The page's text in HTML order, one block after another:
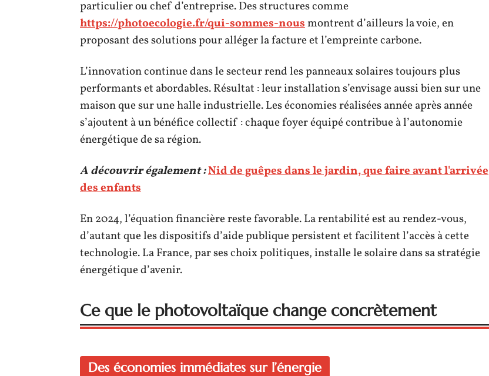
particulier ou chef d’entreprise. Des structures comme
https://photoecologie.fr/qui-sommes-nousmontrent d’ailleurs la voie, en
proposant des solutions pour alléger la facture et l’empreinte carbone.
L’innovation continue dans le secteur rend les panneaux solaires toujours plus
performants et abordables. Résultat : leur installation s’envisage aussi bien sur une
maison que sur une halle industrielle. Les économies réalisées année après année
s’ajoutent à un bénéfice collectif : chaque foyer équipé contribue à l’autonomie
énergétique de sa région.
A découvrir également :Nid de guêpes dans le jardin, que faire avant l'arrivée
des enfants
En 2024, l’équation financière reste favorable. La rentabilité est au rendez-vous,
d’autant que les dispositifs d’aide publique persistent et facilitent l’accès à cette
technologie. La France, par ses choix politiques, installe le solaire dans sa stratégie
énergétique d’avenir.
Ce que le photovoltaïque change concrètement
Des économies immédiates sur l’énergie